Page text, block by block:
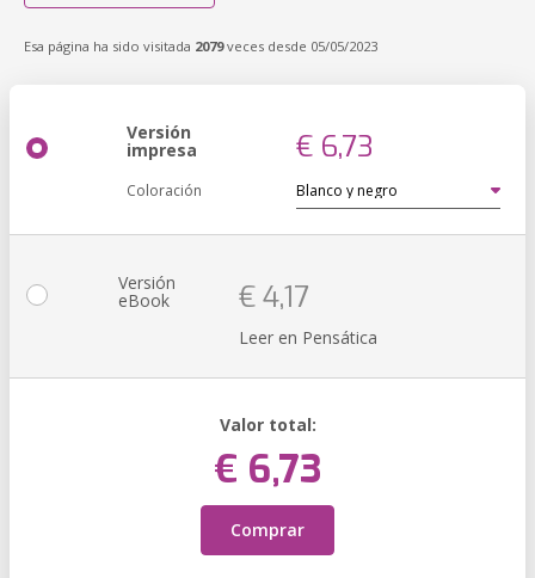
Esa página ha sido visitada 2079veces desde 05/05/2023
Versión
impresa € 6,73
Coloración
Versión
eBook € 4,17
Leer en Pensática
Valor total:
€ 6,73
Comprar